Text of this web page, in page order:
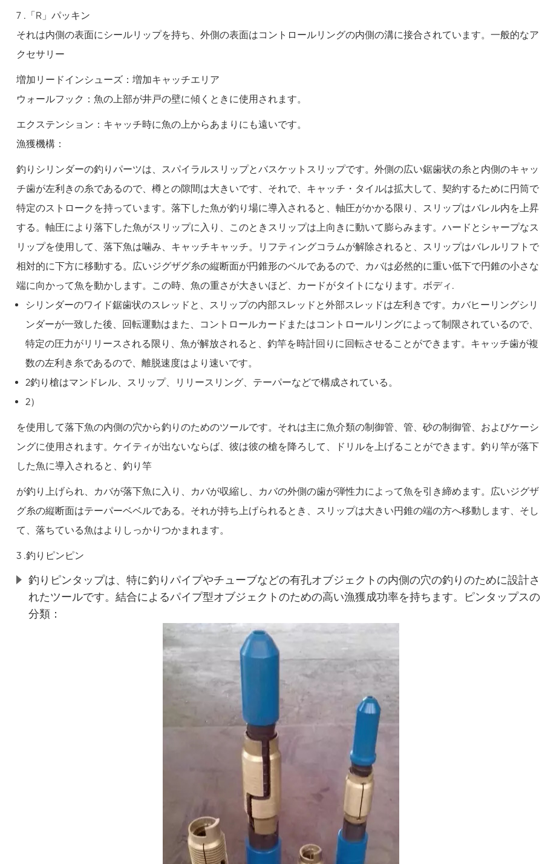
7 .「R」パッキン
それは内側の表面にシールリップを持ち、外側の表面はコントロールリングの内側の溝に接合されています。一般的なア
クセサリー
増加リードインシューズ：増加キャッチエリア
ウォールフック：魚の上部が井戸の壁に傾くときに使用されます。
エクステンション：キャッチ時に魚の上からあまりにも遠いです。
漁獲機構：
釣りシリンダーの釣りパーツは、スパイラルスリップとバスケットスリップです。外側の広い鋸歯状の糸と内側のキャッ
チ歯が左利きの糸であるので、樽との隙間は大きいです、それで、キャッチ・タイルは拡大して、契約するために円筒で
特定のストロークを持っています。落下した魚が釣り場に導入されると、軸圧がかかる限り、スリップはバレル内を上昇
する。軸圧により落下した魚がスリップに入り、このときスリップは上向きに動いて膨らみます。ハードとシャープなス
リップを使用して、落下魚は噛み、キャッチキャッチ。リフティングコラムが解除されると、スリップはバレルリフトで
相対的に下方に移動する。広いジグザグ糸の縦断面が円錐形のベルであるので、カバは必然的に重い低下で円錐の小さな
端に向かって魚を動かします。この時、魚の重さが大きいほど、カードがタイトになります。ボディ.
シリンダーのワイド鋸歯状のスレッドと、スリップの内部スレッドと外部スレッドは左利きです。カバヒーリングシリ
ンダーが一致した後、回転運動はまた、コントロールカードまたはコントロールリングによって制限されているので、
特定の圧力がリリースされる限り、魚が解放されると、釣竿を時計回りに回転させることができます。キャッチ歯が複
数の左利き糸であるので、離脱速度はより速いです。
2釣り槍はマンドレル、スリップ、リリースリング、テーパーなどで構成されている。
2）
を使用して落下魚の内側の穴から釣りのためのツールです。それは主に魚介類の制御管、管、砂の制御管、およびケーシ
ングに使用されます。ケイティが出ないならば、彼は彼の槍を降ろして、ドリルを上げることができます。釣り竿が落下
した魚に導入されると、釣り竿
が釣り上げられ、カバが落下魚に入り、カバが収縮し、カバの外側の歯が弾性力によって魚を引き締めます。広いジグザ
グ糸の縦断面はテーパーベベルである。それが持ち上げられるとき、スリップは大きい円錐の端の方へ移動します、そし
て、落ちている魚はよりしっかりつかまれます。
3 .釣りピンピン
釣りピンタップは、特に釣りパイプやチューブなどの有孔オブジェクトの内側の穴の釣りのために設計さ
れたツールです。結合によるパイプ型オブジェクトのための高い漁獲成功率を持ちます。ピンタップスの
分類：